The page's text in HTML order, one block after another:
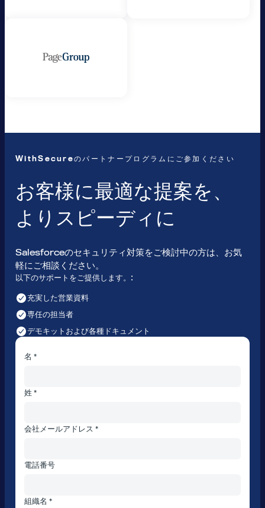
WithSecureのパートナープログラムにご参加ください
お客様に最適な提案を、
よりスピーディに
Salesforceのセキュリティ対策をご検討中の方は、お気
軽にご相談ください。
以下のサポートをご提供します。:
充実した営業資料
専任の担当者
デモキットおよび各種ドキュメント
名 *
姓 *
会社メールアドレス *
電話番号
組織名 *